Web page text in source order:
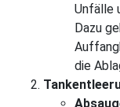
Unfälle
Dazu
die